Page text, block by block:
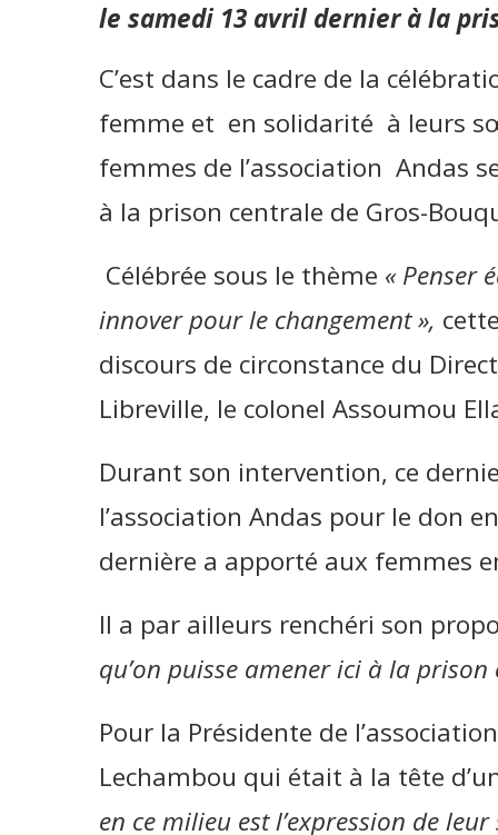
le samedi 13 avril dernier à la
C’est dans le cadre de la
femme et en solidarité à leurs
femmes de l’association Andas
à la prison centrale de Gros-
Célébrée sous le thème « Penser
innover pour le changement »,
discours de circonstance du
Libreville, le colonel Assoumou
Durant son intervention, ce
l’association Andas pour le don
dernière a apporté aux femmes
Il a par ailleurs renchéri son
qu’on puisse amener ici à la
Pour la Présidente de
Lechambou qui était à la tête
en ce milieu est l’expression de